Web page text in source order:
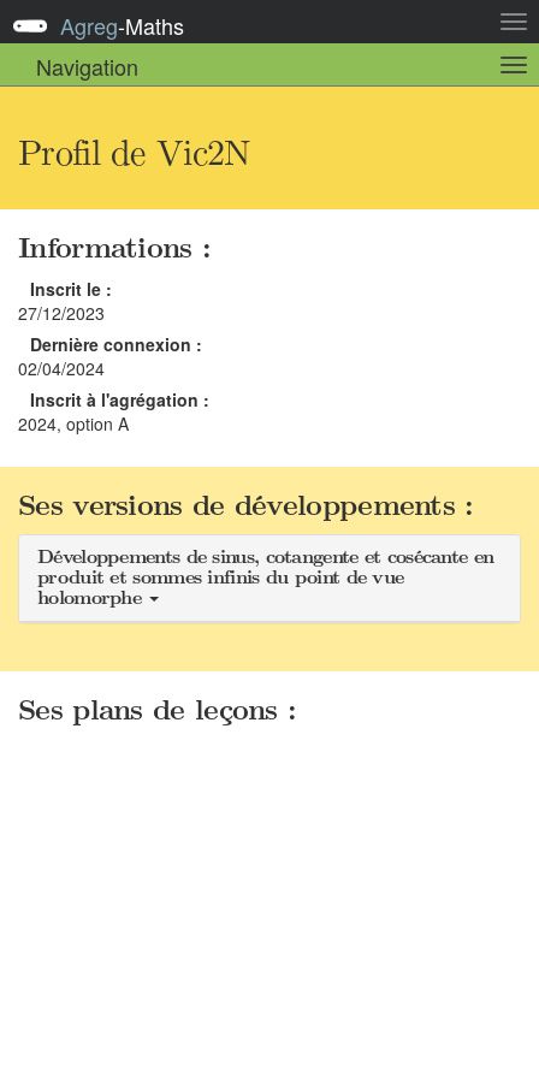
la
Agreg-Maths
Navigation
la
Profil de Vic2N
Informations :
Inscrit le :
27/12/2023
Dernière connexion :
02/04/2024
Inscrit à l'agrégation :
2024, option A
Ses versions de développements :
Développements de sinus, cotangente et cosécante en
produit et sommes infinis du point de vue
holomorphe
Ses plans de leçons :